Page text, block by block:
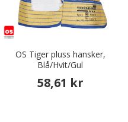
OS Tiger pluss hansker,
Blå/Hvit/Gul
58,61 kr